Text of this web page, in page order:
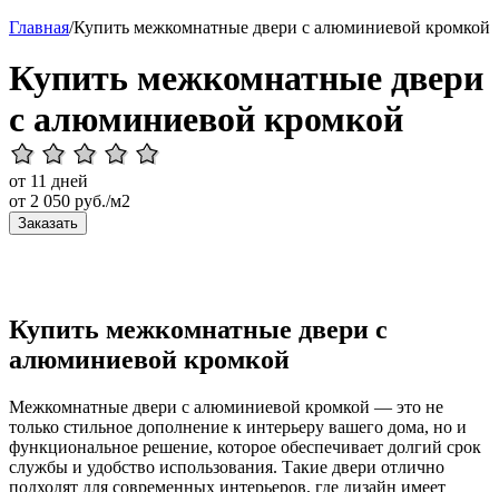
Главная/Купить межкомнатные двери с алюминиевой кромкой
Купить межкомнатные двери
с алюминиевой кромкой
от 11 дней
от 2 050 руб./м2
Заказать
Купить межкомнатные двери с
алюминиевой кромкой
Межкомнатные двери с алюминиевой кромкой — это не
только стильное дополнение к интерьеру вашего дома, но и
функциональное решение, которое обеспечивает долгий срок
службы и удобство использования. Такие двери отлично
подходят для современных интерьеров, где дизайн имеет